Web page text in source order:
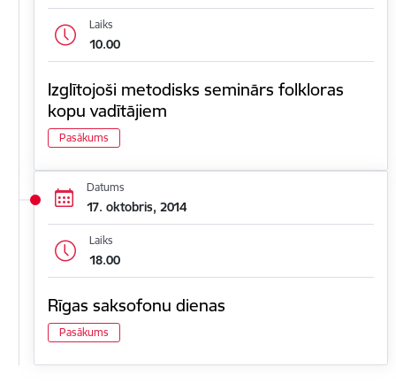
Laiks
10.00
Izglītojoši metodisks seminārs folkloras
kopu vadītājiem
Pasākums
Datums
17. oktobris, 2014
Laiks
18.00
Rīgas saksofonu dienas
Pasākums